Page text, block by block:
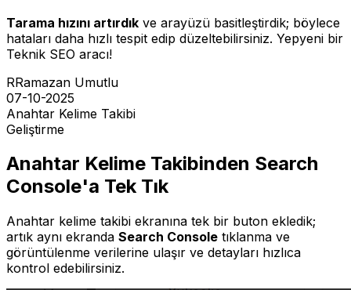
Tarama hızını artırdık ve arayüzü basitleştirdik; böylece
hataları daha hızlı tespit edip düzeltebilirsiniz. Yepyeni bir
Teknik SEO aracı!
RRamazan Umutlu
07-10-2025
Anahtar Kelime Takibi
Geliştirme
Anahtar Kelime Takibinden Search
Console'a Tek Tık
Anahtar kelime takibi ekranına tek bir buton ekledik;
artık aynı ekranda Search Console tıklanma ve
görüntülenme verilerine ulaşır ve detayları hızlıca
kontrol edebilirsiniz.